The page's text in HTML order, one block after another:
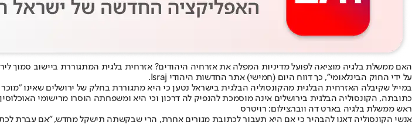
האם ממשלת בלגיה מוציאה לפועל מדיניות המפלה את אזרחיה היהודים? אזרחית בלגית המתגוררת ביישוב סמוך
על ידי החוק הבינלאומי", כך דווח היום (חמישי) אתר החדשות היהודי Israj.
במייל שקיבלה האזרחית הבלגית מהקונסוליה הבלגית בישראל נטען כי היא מתגוררת בחלק של ירושלים שאינו
כתובתה, הקונסוליה הבלגית בירושלים אינה מוסמכת להנפיק לה דרכון וכי היא ומשפחתה הוסרו מרישומי
ראש ממשלת בלגיה בארט דה וובר,צילום: רויטרס
אנשי הקונסוליה דאגו להבהיר כי אם היא תעבור לכתובת מגורים אחרת, הרי שבקשתה תישקל מחדש, "אם עברת